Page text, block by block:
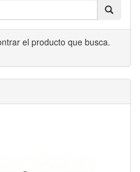
el producto que busca.